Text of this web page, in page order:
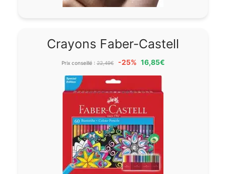
Crayons Faber-Castell
Prix conseillé :22,49€ -25% 16,85€